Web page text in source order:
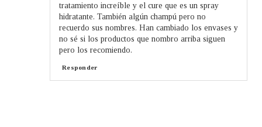
tratamiento increíble y el cure que es un spray
hidratante. También algún champú pero no
recuerdo sus nombres. Han cambiado los envases y
no sé si los productos que nombro arriba siguen
pero los recomiendo.
Responder